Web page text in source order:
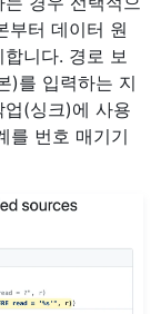
부터 데이터 원
니다. 경로 보
)를 입력하는 지
(싱크)에 사용
를 번호 매기기